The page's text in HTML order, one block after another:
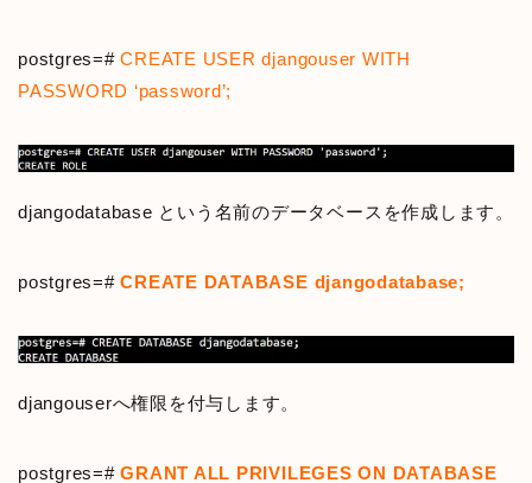
postgres=#CREATE USER djangouser WITH
PASSWORD ‘password’;
djangodatabase という名前のデータベースを作成します。
postgres=#CREATE DATABASE djangodatabase;
djangouserへ権限を付与します。
postgres=#GRANT ALL PRIVILEGES ON DATABASE